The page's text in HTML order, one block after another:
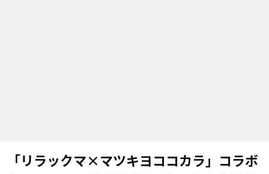
「リラックマ×マツキヨココカラ」コラボ